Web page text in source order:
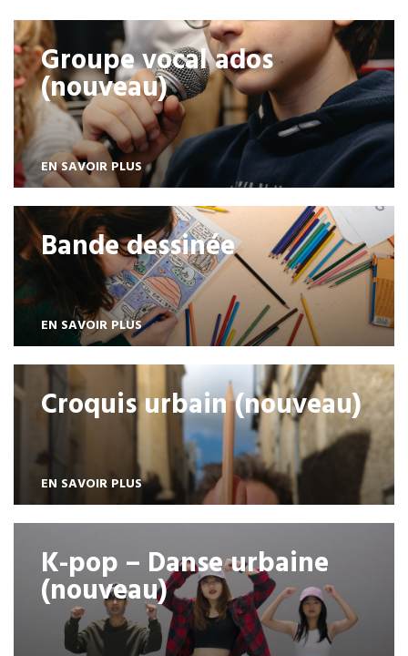
Groupe vocal ados
(nouveau)
EN SAVOIR PLUS
Bande dessinée
EN SAVOIR PLUS
Croquis urbain (nouveau)
EN SAVOIR PLUS
K-pop – Danse urbaine
(nouveau)